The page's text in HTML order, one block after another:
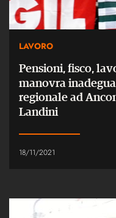
LAVORO
Pensioni, fisco,
manovra
regionale ad
Landini
18/11/2021